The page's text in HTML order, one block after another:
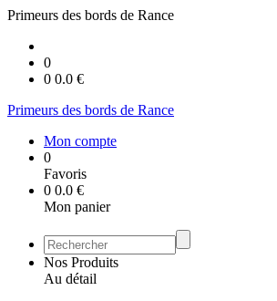
Primeurs des bords de Rance
0
0 0.0 €
Primeurs des bords de Rance
Mon compte
0
Favoris
0 0.0 €
Mon panier
Nos Produits
Au détail